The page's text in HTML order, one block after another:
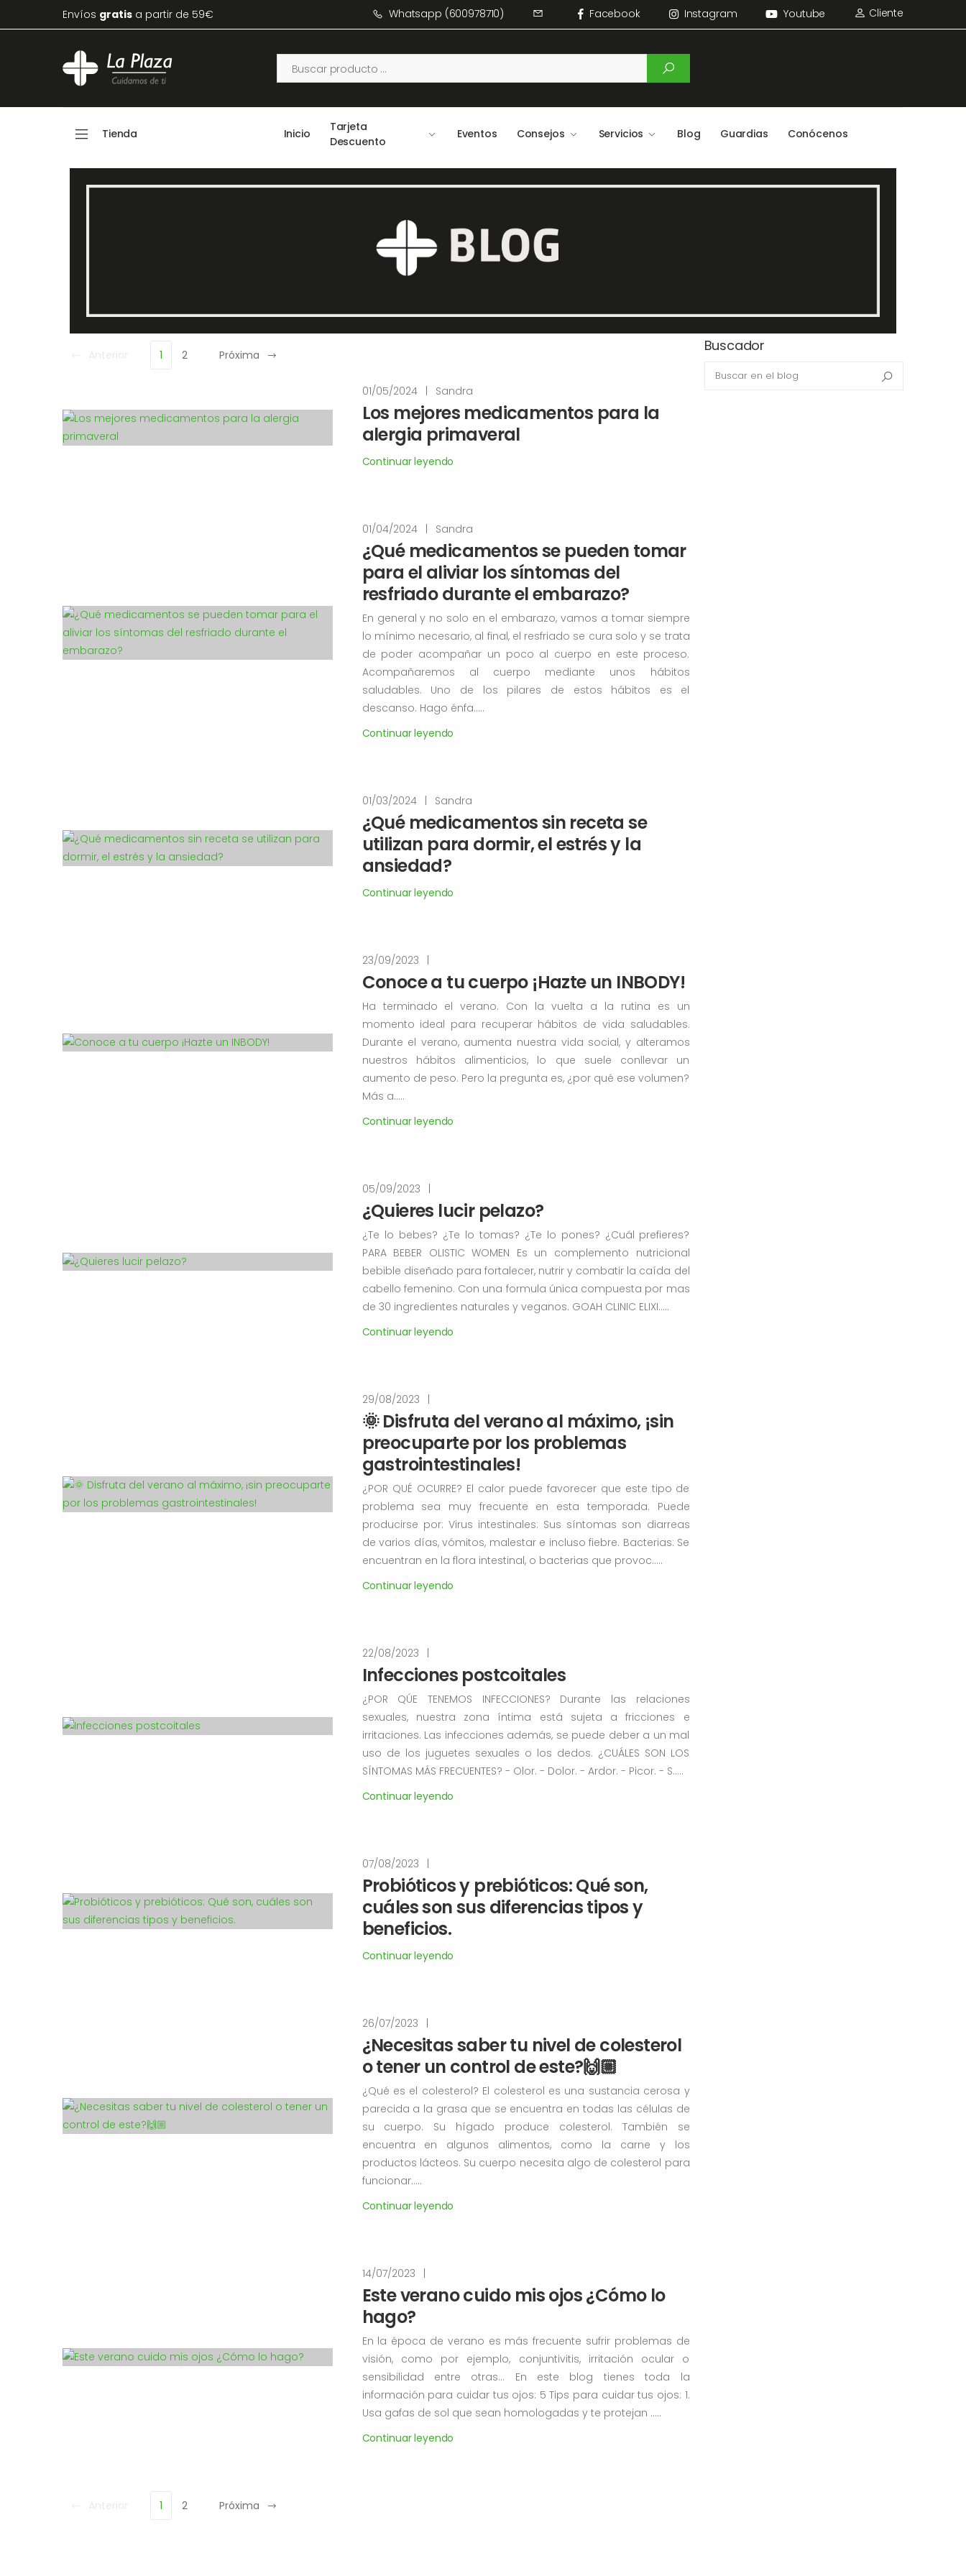
Envíos gratis a partir de 59€ Whatsapp (600978710) Facebook Instagram Youtube Cliente
Tienda Inicio
Tarjeta
Descuento
Eventos Consejos Servicios Blog Guardias Conócenos
1 2 Próxima
01/05/2024 Sandra
Los mejores medicamentos para la
alergia primaveral
Continuar leyendo
01/04/2024 Sandra
¿Qué medicamentos se pueden tomar
para el aliviar los síntomas del
resfriado durante el embarazo?
En general y no solo en el embarazo, vamos a tomar siempre
lo mínimo necesario, al final, el resfriado se cura solo y se trata
de poder acompañar un poco al cuerpo en este proceso.
Acompañaremos al cuerpo mediante unos hábitos
saludables. Uno de los pilares de estos hábitos es el
descanso. Hago énfa.....
Continuar leyendo
01/03/2024 Sandra
¿Qué medicamentos sin receta se
utilizan para dormir, el estrés y la
ansiedad?
Continuar leyendo
23/09/2023
Conoce a tu cuerpo ¡Hazte un INBODY!
Ha terminado el verano. Con la vuelta a la rutina es un
momento ideal para recuperar hábitos de vida saludables.
Durante el verano, aumenta nuestra vida social, y alteramos
nuestros hábitos alimenticios, lo que suele conllevar un
aumento de peso. Pero la pregunta es, ¿por qué ese volumen?
Más a.....
Continuar leyendo
05/09/2023
¿Quieres lucir pelazo?
¿Te lo bebes? ¿Te lo tomas? ¿Te lo pones? ¿Cuál prefieres?
PARA BEBER OLISTIC WOMEN Es un complemento nutricional
bebible diseñado para fortalecer, nutrir y combatir la caída del
cabello femenino. Con una formula única compuesta por mas
de 30 ingredientes naturales y veganos. GOAH CLINIC ELIXI.....
Continuar leyendo
29/08/2023
🌞 Disfruta del verano al máximo, ¡sin
preocuparte por los problemas
gastrointestinales!
¿POR QUÉ OCURRE? El calor puede favorecer que este tipo de
problema sea muy frecuente en esta temporada. Puede
producirse por: Virus intestinales: Sus síntomas son diarreas
de varios días, vómitos, malestar e incluso fiebre. Bacterias: Se
encuentran en la flora intestinal, o bacterias que provoc.....
Continuar leyendo
22/08/2023
Infecciones postcoitales
¿POR QÚE TENEMOS INFECCIONES? Durante las relaciones
sexuales, nuestra zona íntima está sujeta a fricciones e
irritaciones. Las infecciones además, se puede deber a un mal
uso de los juguetes sexuales o los dedos. ¿CUÁLES SON LOS
SÍNTOMAS MÁS FRECUENTES? - Olor. - Dolor. - Ardor. - Picor. - S.....
Continuar leyendo
07/08/2023
Probióticos y prebióticos: Qué son,
cuáles son sus diferencias tipos y
beneficios.
Continuar leyendo
26/07/2023
¿Necesitas saber tu nivel de colesterol
o tener un control de este?🙌🏼
¿Qué es el colesterol? El colesterol es una sustancia cerosa y
parecida a la grasa que se encuentra en todas las células de
su cuerpo. Su hígado produce colesterol. También se
encuentra en algunos alimentos, como la carne y los
productos lácteos. Su cuerpo necesita algo de colesterol para
funcionar.....
Continuar leyendo
14/07/2023
Este verano cuido mis ojos ¿Cómo lo
hago?
En la época de verano es más frecuente sufrir problemas de
visión, como por ejemplo, conjuntivitis, irritación ocular o
sensibilidad entre otras... En este blog tienes toda la
información para cuidar tus ojos: 5 Tips para cuidar tus ojos: 1.
Usa gafas de sol que sean homologadas y te protejan .....
Continuar leyendo
1 2 Próxima
Buscador
Search in blog
Buscar